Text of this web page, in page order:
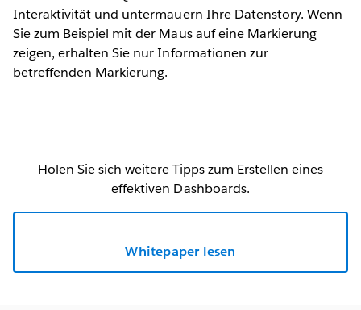
Interaktivität und untermauern Ihre Datenstory. Wenn
Sie zum Beispiel mit der Maus auf eine Markierung
zeigen, erhalten Sie nur Informationen zur
betreffenden Markierung.
Holen Sie sich weitere Tipps zum Erstellen eines
effektiven Dashboards.
Whitepaper lesen